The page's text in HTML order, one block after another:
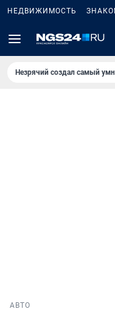
НЕДВИЖИМОСТЬ
Незрячий создал самый
АВТО